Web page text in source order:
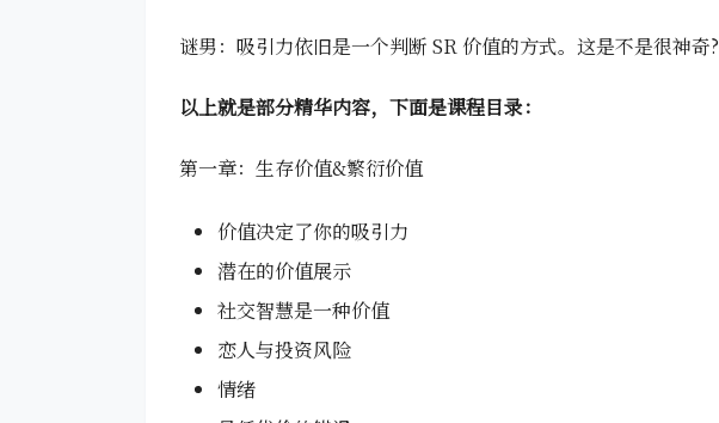
谜男：吸引力依旧是一个判断 SR 价值的方式。这是不是很神奇?
以上就是部分精华内容，下面是课程目录：
第一章：生存价值&繁衍价值
价值决定了你的吸引力
潜在的价值展示
社交智慧是一种价值
恋人与投资风险
情绪